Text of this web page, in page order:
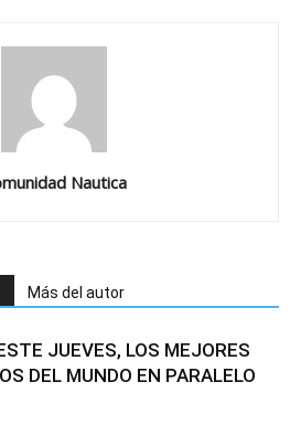
Nautica
Más del autor
JUEVES, LOS MEJORES
DEL MUNDO EN PARALELO